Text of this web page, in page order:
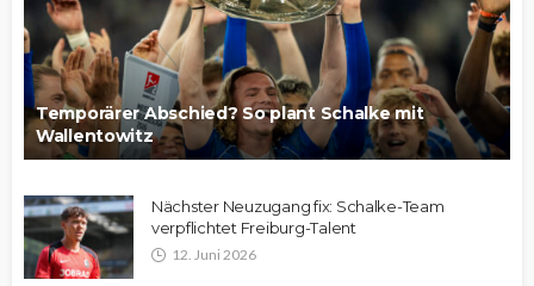
Temporärer Abschied? So plant Schalke mit
Wallentowitz
Nächster Neuzugang fix: Schalke-Team
verpflichtet Freiburg-Talent
12. Juni 2026